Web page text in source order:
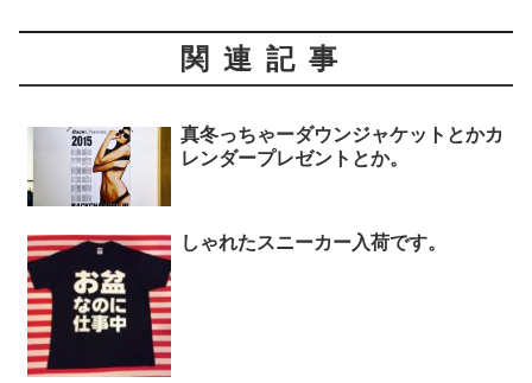
関連記事
真冬っちゃーダウンジャケットとかカ
レンダープレゼントとか。
しゃれたスニーカー入荷です。